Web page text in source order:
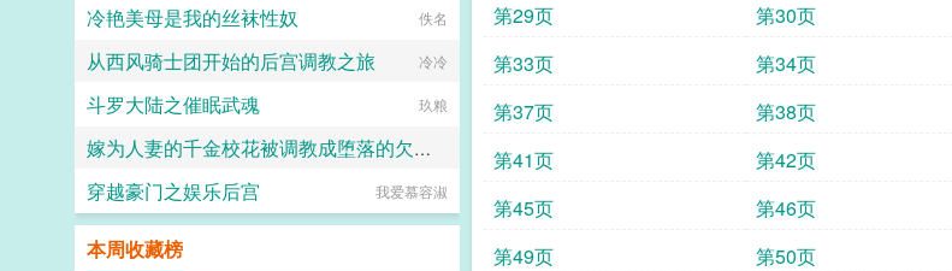
第29页
第30页
第33页
第34页
第37页
第38页
第41页
第42页
第45页
第46页
第49页
第50页
冷艳美母是我的丝袜性奴 佚名
从西风骑士团开始的后宫调教之旅 冷冷
斗罗大陆之催眠武魂 玖粮
嫁为人妻的千金校花被调教成堕落的欠肏肥臀母猪
yeqingxuan
穿越豪门之娱乐后宫 我爱慕容淑
本周收藏榜